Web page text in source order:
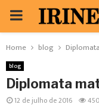
PRIMARY
MENU
Home blog
blog
Diplomata
12 de julho de 2016 450